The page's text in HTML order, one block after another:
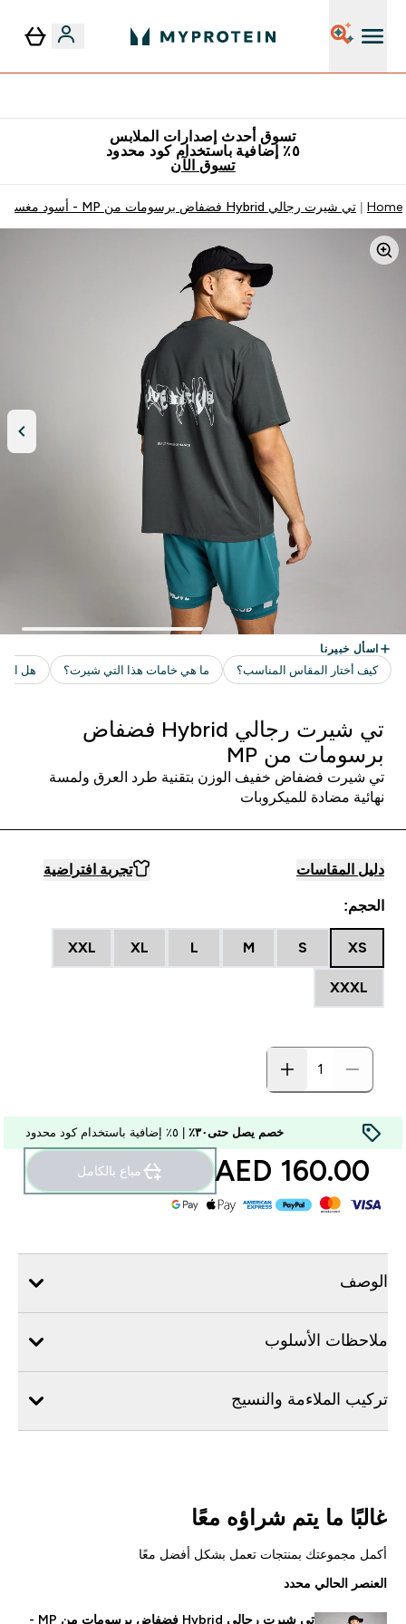
تسوق أحدث إصدارات الملابس
٥٪ إضافية باستخدام كود محدود
تسوق الآن
Home تي شيرت رجالي Hybrid فضفاض برسومات من MP - أسود مغسول
تي شيرت رجالي Hybrid فضفاض
برسومات من MP
تي شيرت فضفاض خفيف الوزن بتقنية طرد العرق ولمسة
نهائية مضادة للميكروبات
دليل المقاسات تجربة افتراضية
الحجم:
XS
S
M
L
XL
XXL
XXXL
خصم يصل حتى٣٠٪
160.00 AED‎ مباع بالكامل
الوصف
ملاحظات الأسلوب
تركيب الملاءمة والنسيج
غالبًا ما يتم شراؤه معًا
أكمل مجموعتك بمنتجات تعمل بشكل أفضل معًا
العنصر الحالي محدد
تي شيرت رجالي Hybrid فضفاض برسومات من MP -